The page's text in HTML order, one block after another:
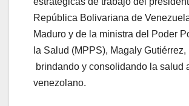
República Bolivariana de
Maduro y de la ministra del Poder
la Salud (MPPS), Magaly
brindando y consolidando la salud
venezolano.